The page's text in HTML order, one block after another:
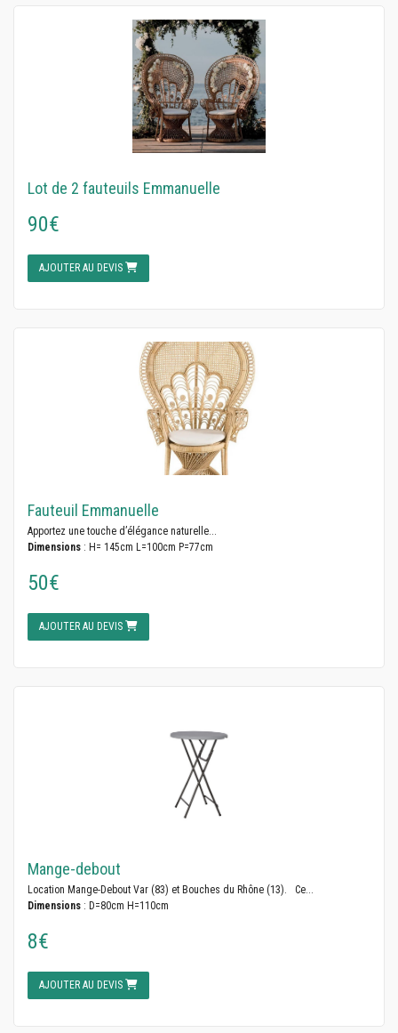
Lot de 2 fauteuils Emmanuelle
90€
AJOUTER AU DEVIS
Fauteuil Emmanuelle
Apportez une touche d’élégance naturelle...
Dimensions : H= 145cm L=100cm P=77cm
50€
AJOUTER AU DEVIS
Mange-debout
Location Mange-Debout Var (83) et Bouches du Rhône (13). Ce...
Dimensions : D=80cm H=110cm
8€
AJOUTER AU DEVIS